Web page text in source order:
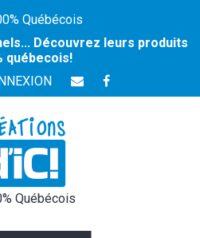
Québécois
Découvrez leurs produits
québecois!
Québécois